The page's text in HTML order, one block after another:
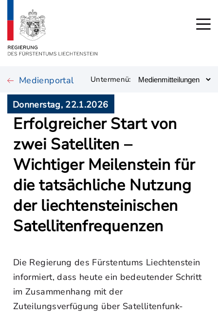
Medienportal Untermenü:
Donnerstag, 22.1.2026
Erfolgreicher Start von
zwei Satelliten –
Wichtiger Meilenstein für
die tatsächliche Nutzung
der liechtensteinischen
Satellitenfrequenzen
Die Regierung des Fürstentums Liechtenstein
informiert, dass heute ein bedeutender Schritt
im Zusammenhang mit der
Zuteilungsverfügung über Satellitenfunk-